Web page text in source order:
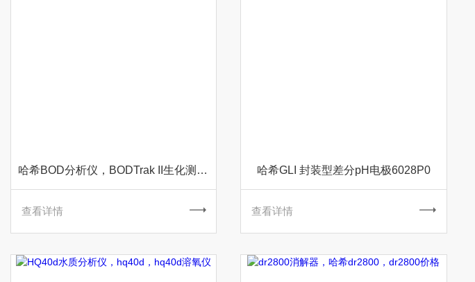
哈希BOD分析仪，BODTrak II生化测定仪
查看详情
哈希GLI 封装型差分pH电极6028P0
查看详情